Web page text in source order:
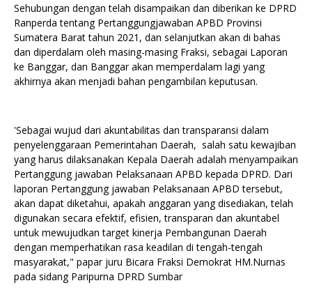
Sehubungan dengan telah disampaikan dan diberikan ke DPRD
Ranperda tentang Pertanggungjawaban APBD Provinsi
Sumatera Barat tahun 2021, dan selanjutkan akan di bahas
dan diperdalam oleh masing-masing Fraksi, sebagai Laporan
ke Banggar, dan Banggar akan memperdalam lagi yang
akhirnya akan menjadi bahan pengambilan keputusan.
'Sebagai wujud dari akuntabilitas dan transparansi dalam
penyelenggaraan Pemerintahan Daerah, salah satu kewajiban
yang harus dilaksanakan Kepala Daerah adalah menyampaikan
Pertanggung jawaban Pelaksanaan APBD kepada DPRD. Dari
laporan Pertanggung jawaban Pelaksanaan APBD tersebut,
akan dapat diketahui, apakah anggaran yang disediakan, telah
digunakan secara efektif, efisien, transparan dan akuntabel
untuk mewujudkan target kinerja Pembangunan Daerah
dengan memperhatikan rasa keadilan di tengah-tengah
masyarakat," papar juru Bicara Fraksi Demokrat HM.Nurnas
pada sidang Paripurna DPRD Sumbar